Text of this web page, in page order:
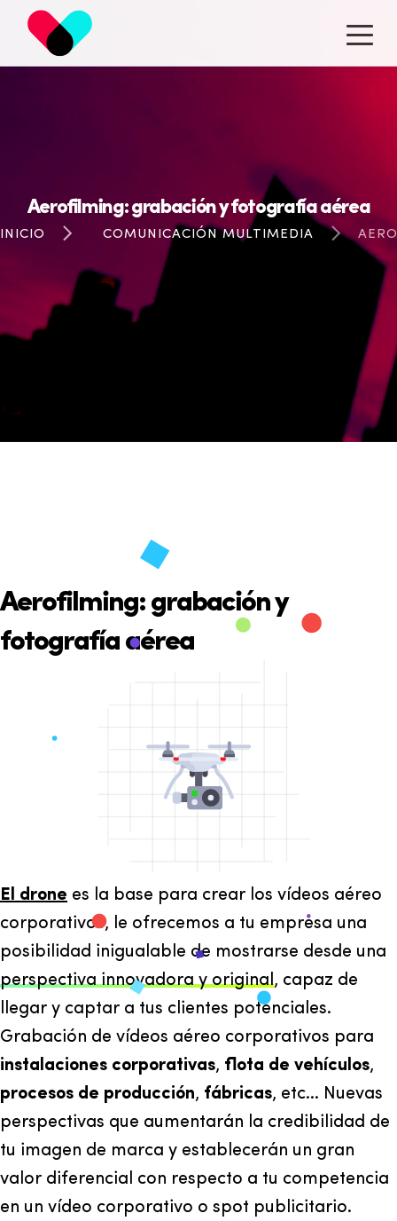
Aerofilming: grabación y fotografía aérea
INICIO COMUNICACIÓN MULTIMEDIA
Aerofilming: grabación y
fotografía aérea
El drone es la base para crear los vídeos aéreo
corporativos, le ofrecemos a tu empresa una
posibilidad inigualable de mostrarse desde una
perspectiva innovadora y original, capaz de
llegar y captar a tus clientes potenciales.
Grabación de vídeos aéreo corporativos para
instalaciones corporativas, flota de vehículos,
procesos de producción, fábricas, etc... Nuevas
perspectivas que aumentarán la credibilidad de
tu imagen de marca y establecerán un gran
valor diferencial con respecto a tu competencia
en un vídeo corporativo o spot publicitario.